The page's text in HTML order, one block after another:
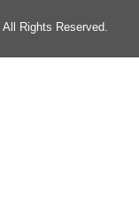
All Rights Reserved.